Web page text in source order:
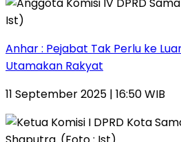
Anhar : Pejabat Tak Perlu ke
Utamakan Rakyat
11 September 2025 | 16:50 WIB